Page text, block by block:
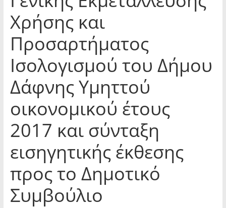
Χρήσης και
Προσαρτήματος
Ισολογισμού του Δήμου
Δάφνης Υμηττού
οικονομικού έτους
2017 και σύνταξη
εισηγητικής έκθεσης
προς το Δημοτικό
Συμβούλιο